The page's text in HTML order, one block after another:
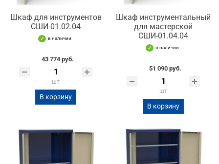
Шкаф для инструментов
СШИ-01.02.04
в наличии
43 774 руб.
шт
В корзину
Шкаф инструментальный
для мастерской
СШИ-01.04.04
в наличии
51 090 руб.
шт
В корзину